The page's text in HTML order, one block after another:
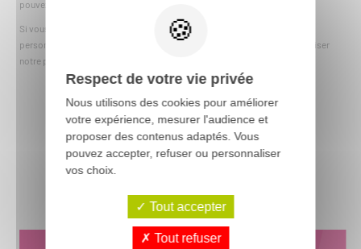
pouvez consulter notre
Si vous souhaitez exercer vos droits sur l'utilisation de vos données
personnelles ou contacter le responsable de traitement, vous pouvez utiliser
notre page
Respect de votre vie privée
Nous utilisons des cookies pour améliorer
votre expérience, mesurer l'audience et
proposer des contenus adaptés. Vous
pouvez accepter, refuser ou personnaliser
vos choix.
Tout accepter
Tout refuser